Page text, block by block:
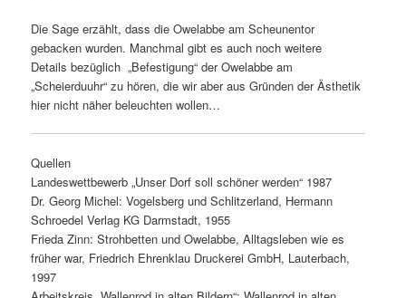
Die Sage erzählt, dass die Owelabbe am Scheunentor
gebacken wurden. Manchmal gibt es auch noch weitere
Details bezüglich „Befestigung“ der Owelabbe am
„Scheierduuhr“ zu hören, die wir aber aus Gründen der Ästhetik
hier nicht näher beleuchten wollen…
Quellen
Landeswettbewerb „Unser Dorf soll schöner werden“ 1987
Dr. Georg Michel: Vogelsberg und Schlitzerland, Hermann
Schroedel Verlag KG Darmstadt, 1955
Frieda Zinn: Strohbetten und Owelabbe, Alltagsleben wie es
früher war, Friedrich Ehrenklau Druckerei GmbH, Lauterbach,
1997